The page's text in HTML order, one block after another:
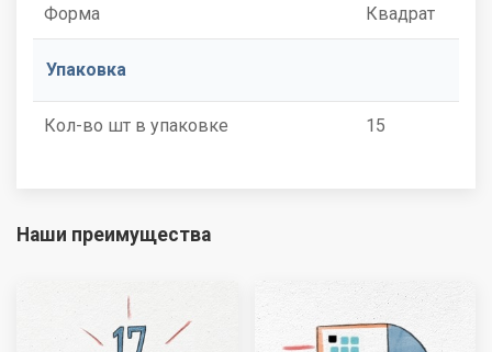
Форма Квадрат
Упаковка
Кол-во шт в упаковке 15
Наши преимущества